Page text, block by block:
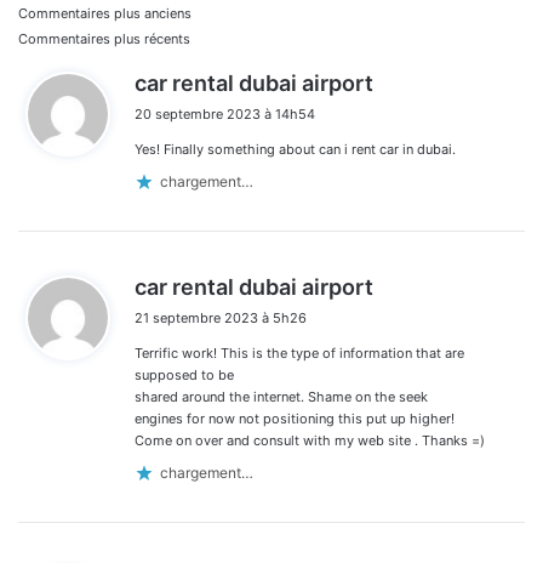
Navigation
dans
les
commentaires
Commentaires plus anciens
Commentaires plus récents
car rental dubai airport
20 septembre 2023 à 14h54
Yes! Finally something about can i rent car in dubai.
chargement…
car rental dubai airport
21 septembre 2023 à 5h26
Terrific work! This is the type of information that are
supposed to be
shared around the internet. Shame on the seek
engines for now not positioning this put up higher!
Come on over and consult with my web site . Thanks =)
chargement…